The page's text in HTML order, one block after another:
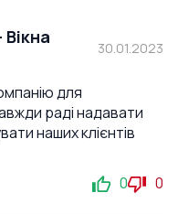
Вікна
30.01.2023
для
раді надавати
наших клієнтів
0 0